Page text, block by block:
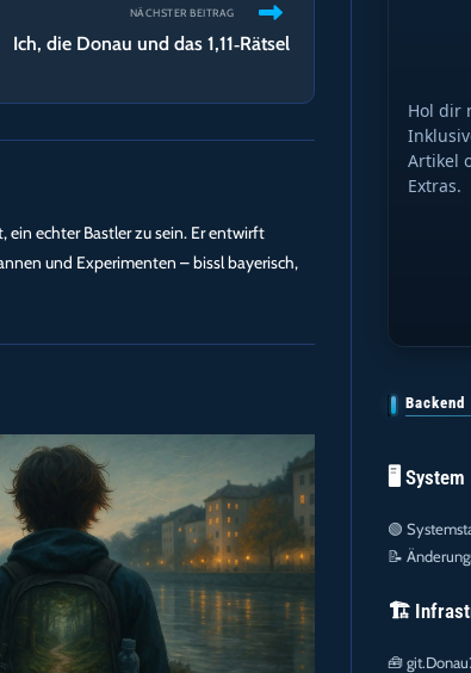
NÄCHSTER BEITRAG
Ich, die Donau und das 1,11‑Rätsel
ein echter Bastler zu sein. Er entwirft
und Experimenten – bissl bayerisch,
Hol dir
Artikel
Extras.
Backend
🖥️ System
🟢
📝
🏗️
🧰